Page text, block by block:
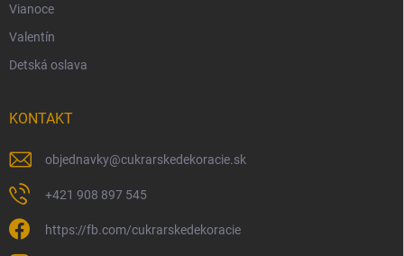
Vianoce
Valentín
Detská oslava
KONTAKT
objednavky@cukrarskedekoracie.sk
+421 908 897 545
https://fb.com/cukrarskedekoracie